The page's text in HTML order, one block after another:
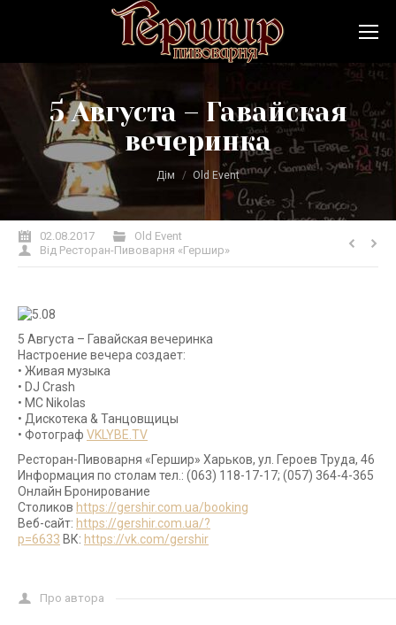
5 Августа – Гавайская
вечеринка
Дім Old Event
02.08.2017
Old Event
Від Ресторан-Пивоварня «Гершир»
5 Августа – Гавайская вечеринка
Настроение вечера создает:
• Живая музыка
• DJ Crash
• МС Nikolas
• Дискотека & Танцовщицы
• Фотограф VKLYBE.TV
Ресторан-Пивоварня «Гершир» Харьков, ул. Героев Труда, 46
Информация по столам тел.: (063) 118-17-17; (057) 364-4-365
Онлайн Бронирование
Столиков https://gershir.com.ua/booking
Веб-сайт: https://gershir.com.ua/?
p=6633 ВК: https://vk.com/gershir
Про автора